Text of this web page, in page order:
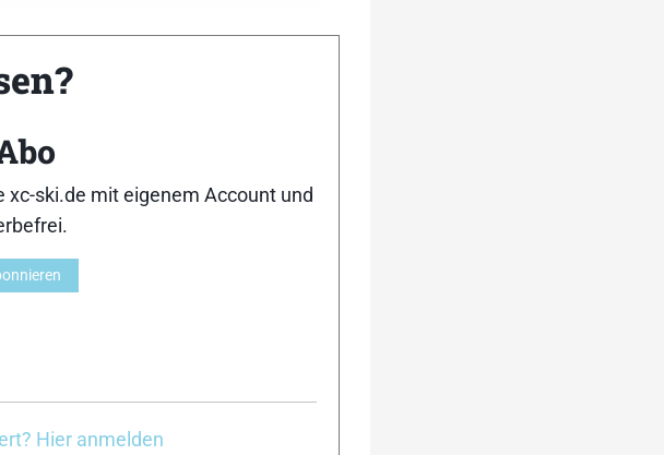
90 mm][Material Rolle: Gummi]
Durchweg guter und wendiger
xc-ski.de mit eigenem Account und
Hier anmelden